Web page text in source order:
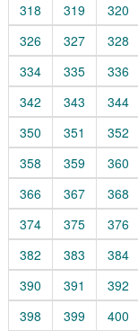
318
319 320
326
327 328
334
335 336
342
343 344
350
351 352
358
359 360
366
367 368
374
375 376
382
383 384
390
391 392
398
399 400